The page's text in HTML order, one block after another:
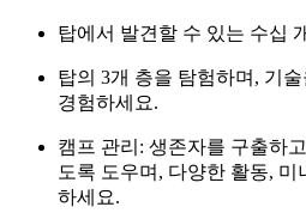
탑에서 발견할 수 있는 수십
탑의 3개 층을 탐험하며, 기
경험하세요.
캠프 관리: 생존자를 구출하
도록 도우며, 다양한 활동,
하세요.